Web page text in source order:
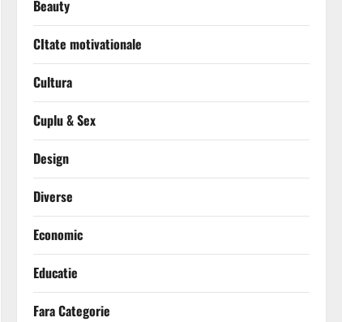
Beauty
CItate motivationale
Cultura
Cuplu & Sex
Design
Diverse
Economic
Educatie
Fara Categorie